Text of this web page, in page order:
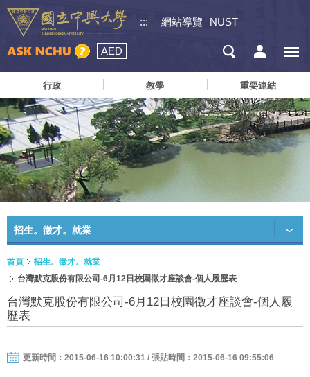
::: 網站導覽 NUST
AED
行政 教學 重要連結
招生。徵才。就業
首頁
招生。徵才。就業
台灣默克股份有限公司-6月12日校園徵才座談會-個人履歷表
台灣默克股份有限公司-6月12日校園徵才座談會-個人履
歷表
更新時間：2015-06-16 10:00:31 / 張貼時間：2015-06-16 09:55:06